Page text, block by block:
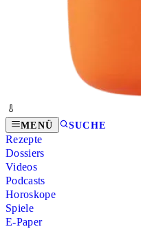
MENÜ SUCHE
Rezepte
Dossiers
Videos
Podcasts
Horoskope
Spiele
E-Paper